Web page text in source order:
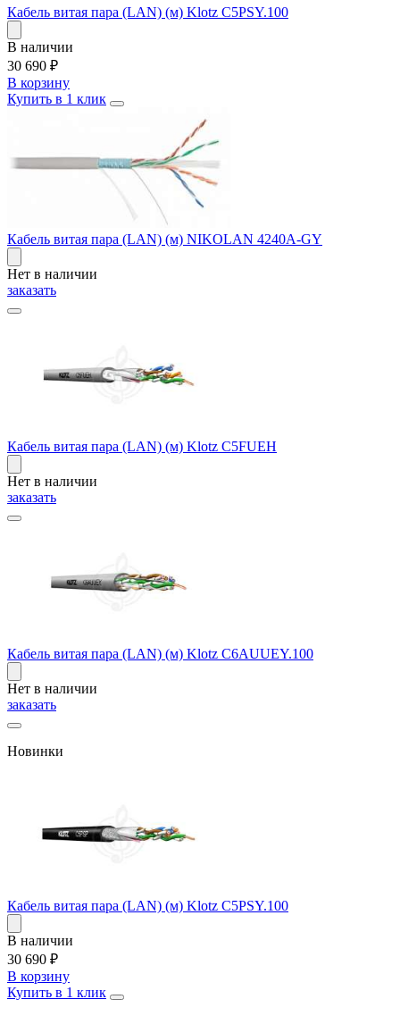
Кабель витая пара (LAN) (м) Klotz C5PSY.100
В наличии
30 690 ₽
В корзину
Купить в 1 клик
Кабель витая пара (LAN) (м) NIKOLAN 4240A-GY
Нет в наличии
заказать
Кабель витая пара (LAN) (м) Klotz C5FUEH
Нет в наличии
заказать
Кабель витая пара (LAN) (м) Klotz C6AUUEY.100
Нет в наличии
заказать
Новинки
Кабель витая пара (LAN) (м) Klotz C5PSY.100
В наличии
30 690 ₽
В корзину
Купить в 1 клик